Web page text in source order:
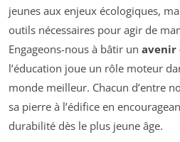
jeunes aux enjeux écologiques,
outils nécessaires pour agir de
Engageons-nous à bâtir un avenir
l’éducation joue un rôle moteur
monde meilleur. Chacun d’entre
sa pierre à l’édifice en
durabilité dès le plus jeune âge.